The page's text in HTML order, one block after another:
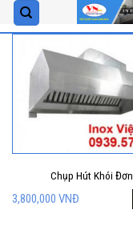
Skip
to
Chụp Hút Khói Đơn
3,800,000 VNĐ